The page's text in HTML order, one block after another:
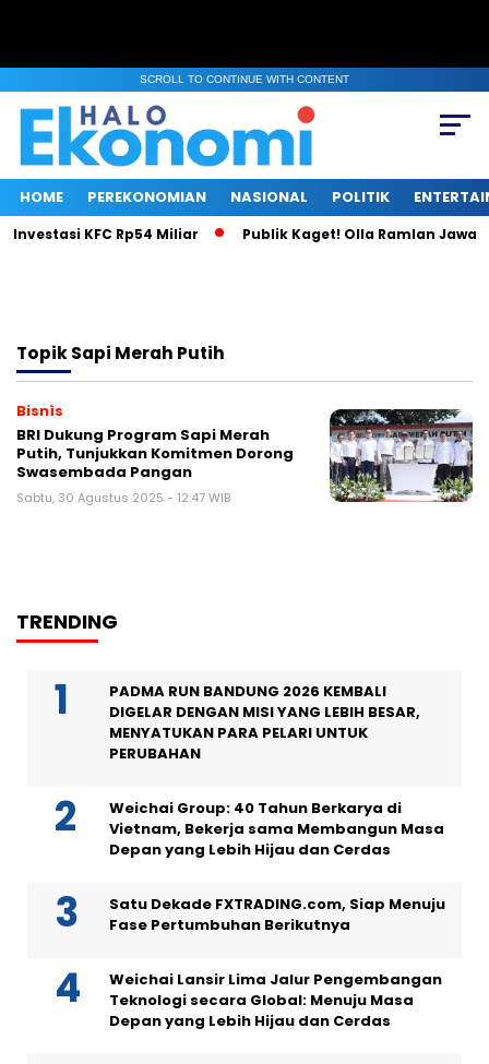
SCROLL TO CONTINUE WITH CONTENT
HOME PEREKONOMIAN NASIONAL POLITIK
KFC Rp54 Miliar Publik Kaget! Olla Ramlan Jawab
TopikSapi Merah Putih
Bisnìs
BRI Dukung Program Sapi Merah
Putih, Tunjukkan Komitmen Dorong
Swasembada Pangan
Sabtu, 30 Agustus 2025 - 12:47 WIB
TRENDING
PADMA RUN BANDUNG 2026 KEMBALI
DIGELAR DENGAN MISI YANG LEBIH BESAR,
MENYATUKAN PARA PELARI UNTUK
PERUBAHAN
Weichai Group: 40 Tahun Berkarya di
Vietnam, Bekerja sama Membangun Masa
Depan yang Lebih Hijau dan Cerdas
Satu Dekade FXTRADING.com, Siap Menuju
Fase Pertumbuhan Berikutnya
Weichai Lansir Lima Jalur Pengembangan
Teknologi secara Global: Menuju Masa
Depan yang Lebih Hijau dan Cerdas